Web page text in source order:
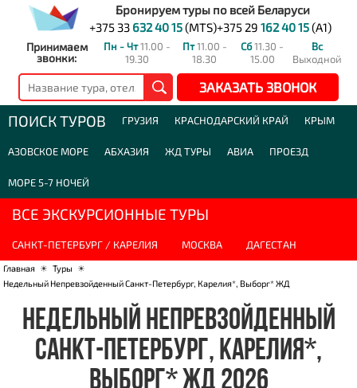
Бронируем туры по всей Беларуси
+375 33 632 40 15(MTS)+375 29 162 40 15(A1)
Принимаем
звонки:
Пн - Чт11.00 -
19.30
Пт11.00 -
18.30
Сб11.30 -
15.00
Вс
Выходной
ЗАКАЗАТЬ ЗВОНОК
ПОИСК ТУРОВ ГРУЗИЯ КРАСНОДАРСКИЙ КРАЙ КРЫМ
АЗОВСКОЕ МОРЕ АБХАЗИЯ ЖД ТУРЫ АВИА ПРОЕЗД
МОРЕ 5-7 НОЧЕЙ
ВСЕ ЭКСКУРСИОННЫЕ ТУРЫ
САНКТ-ПЕТЕРБУРГ / КАРЕЛИЯ МОСКВА ДАГЕСТАН
Главная ☀ Туры
☀
Недельный Непревзойденный Санкт-Петербург, Карелия*, Выборг* ЖД
НЕДЕЛЬНЫЙ НЕПРЕВЗОЙДЕННЫЙ
САНКТ-ПЕТЕРБУРГ, КАРЕЛИЯ*,